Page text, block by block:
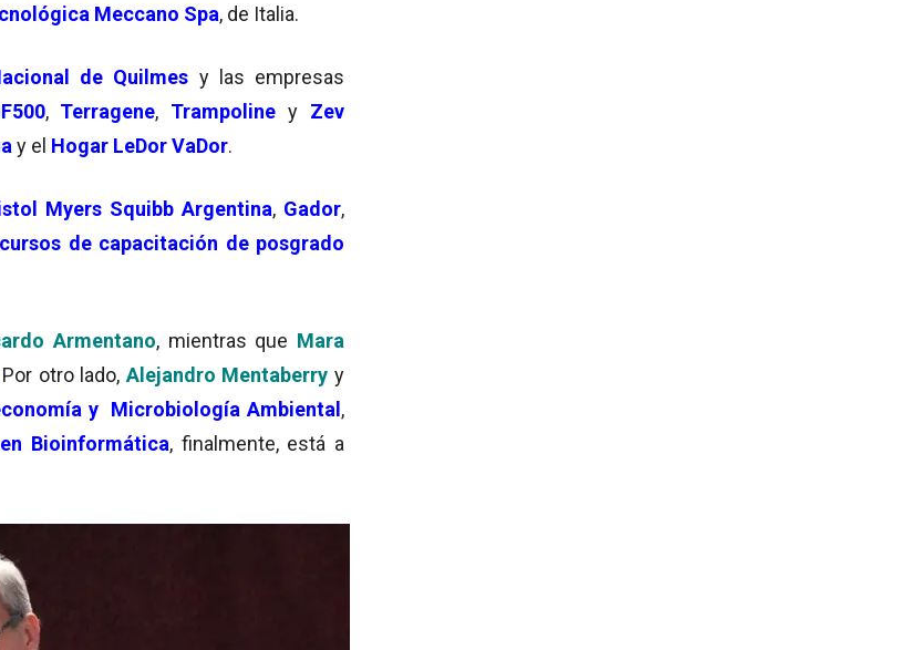
Meccano Spa, de Italia.
de Quilmes y las empresas
, Terragene, Trampoline y Zev
y el Hogar LeDor VaDor.
Myers Squibb Argentina, Gador,
de capacitación de posgrado
Armentano, mientras que Mara
Por otro lado, Alejandro Mentaberryy
y Microbiología Ambiental,
Bioinformática, finalmente, está a